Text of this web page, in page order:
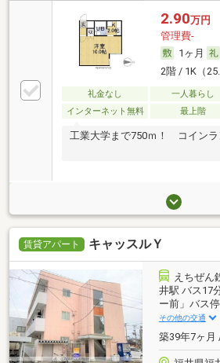
2.90万円
管理費-
1ヶ月
2階 / 1K（
礼金なし 一人暮らし
インターネット無料
最上階
工業大学まで750ｍ！ コインラ
賃貸アパート キャッスルＹ
えちぜん
井駅 バス17
ー前」バス
その他の交通
築39年7ヶ月